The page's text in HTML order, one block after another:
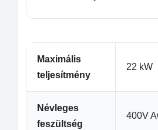
Maximális
teljesítmény
22 kW
Névleges
feszültség
400V